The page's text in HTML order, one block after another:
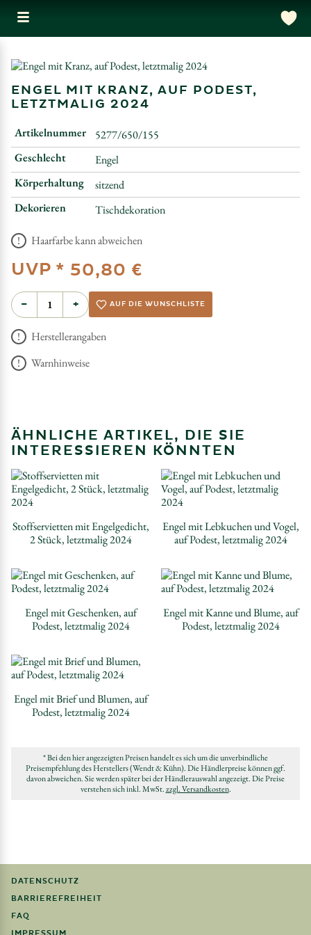
ENGEL MIT KRANZ, AUF PODEST,
LETZTMALIG 2024
Artikelnummer
5277/650/155
Geschlecht
Engel
Körperhaltung
sitzend
Dekorieren
Tischdekoration
Haarfarbe kann abweichen
UVP * 50,80 €
− + AUF DIE WUNSCHLISTE
Herstellerangaben
Warnhinweise
ÄHNLICHE ARTIKEL, DIE SIE
INTERESSIEREN KÖNNTEN
Stoffservietten mit Engelgedicht,
2 Stück, letztmalig 2024
Engel mit Lebkuchen und Vogel,
auf Podest, letztmalig 2024
Engel mit Geschenken, auf
Podest, letztmalig 2024
Engel mit Kanne und Blume, auf
Podest, letztmalig 2024
Engel mit Brief und Blumen, auf
Podest, letztmalig 2024
* Bei den hier angezeigten Preisen handelt es sich um die unverbindliche
Preisempfehlung des Herstellers (Wendt & Kühn). Die Händlerpreise können ggf.
davon abweichen. Sie werden später bei der Händlerauswahl angezeigt. Die Preise
verstehen sich inkl. MwSt.zzgl. Versandkosten.
DATENSCHUTZ
BARRIEREFREIHEIT
FAQ
IMPRESSUM